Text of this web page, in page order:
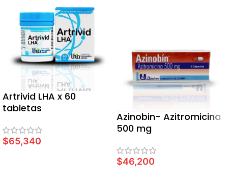
Artrivid LHA x 60
tabletas
$65,340
Azinobin- Azitromicina
500 mg
$46,200